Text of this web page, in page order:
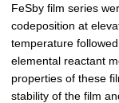
FeSby film series
codeposition at
temperature
elemental reactant
properties of these
stability of the film